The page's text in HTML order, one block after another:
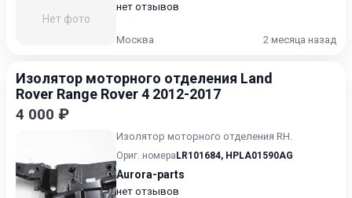
Нет фото
нет отзывов
Москва 2 месяца назад
Изолятор моторного отделения Land
Rover Range Rover 4 2012-2017
4 000 ₽
Изолятор моторного отделения RH.
Ориг. номера LR101684, HPLA01590AG
Aurora-parts
нет отзывов